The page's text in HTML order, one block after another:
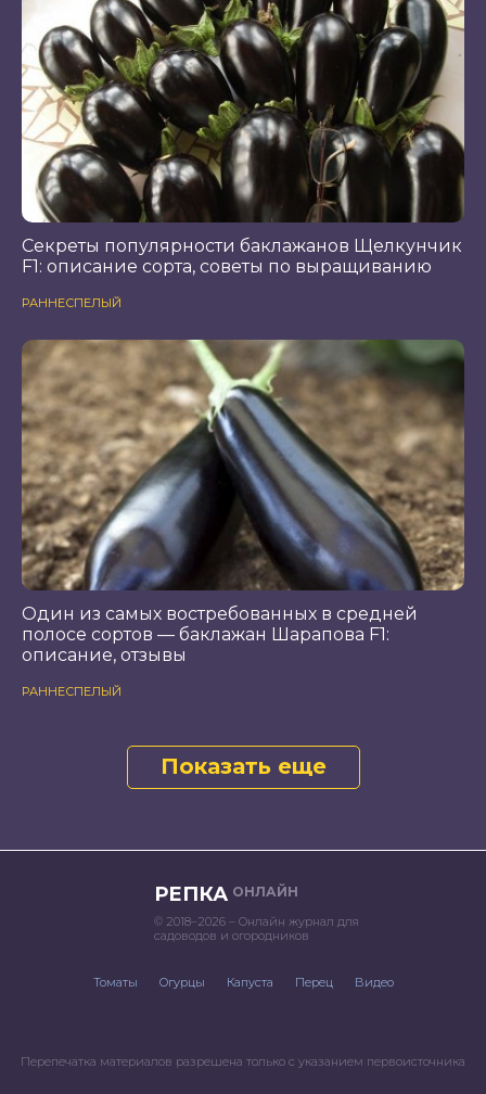
Секреты популярности баклажанов Щелкунчик
F1: описание сорта, советы по выращиванию
РАННЕСПЕЛЫЙ
Один из самых востребованных в средней
полосе сортов — баклажан Шарапова F1:
описание, отзывы
РАННЕСПЕЛЫЙ
Показать еще
РЕПКА ОНЛАЙН
© 2018–2026 – Онлайн журнал для
садоводов и огородников
Томаты Огурцы Капуста Перец Видео
Перепечатка материалов разрешена только с указанием первоисточника